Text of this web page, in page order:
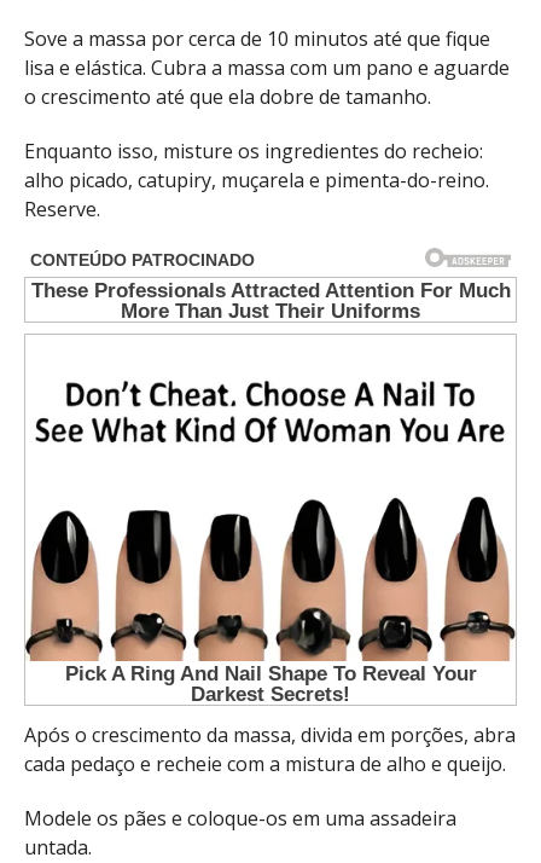
Sove a massa por cerca de 10 minutos até que fique
lisa e elástica. Cubra a massa com um pano e aguarde
o crescimento até que ela dobre de tamanho.
Enquanto isso, misture os ingredientes do recheio:
alho picado, catupiry, muçarela e pimenta-do-reino.
Reserve.
Após o crescimento da massa, divida em porções, abra
cada pedaço e recheie com a mistura de alho e queijo.
Modele os pães e coloque-os em uma assadeira
untada.